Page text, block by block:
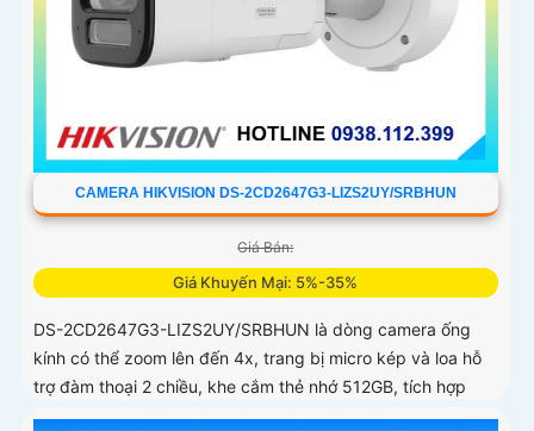
CAMERA HIKVISION DS-2CD2647G3-LIZS2UY/SRBHUN
Giá Bán:
Giá Khuyến Mại: 5%-35%
DS-2CD2647G3-LIZS2UY/SRBHUN là dòng camera ống
kính có thể zoom lên đến 4x, trang bị micro kép và loa hỗ
trợ đàm thoại 2 chiều, khe cắm thẻ nhớ 512GB, tích hợp
công nghệ AI trong việc cân bằng màu sáng trong điều